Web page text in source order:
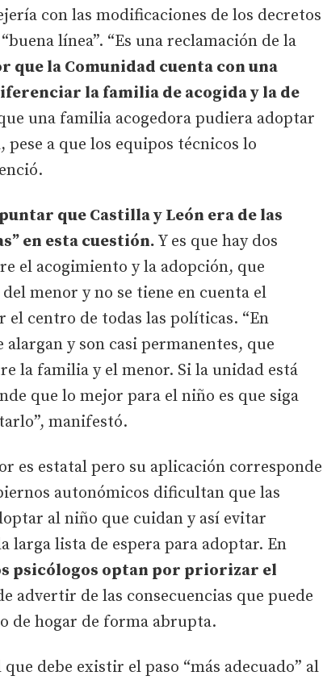
con las modificaciones de los decretos
línea”. “Es una reclamación de la
que la Comunidad cuenta con una
la familia de acogida y la de
una familia acogedora pudiera adoptar
pese a que los equipos técnicos lo
que Castilla y León era de las
en esta cuestión. Y es que hay dos
el acogimiento y la adopción, que
menor y no se tiene en cuenta el
el centro de todas las políticas. “En
alargan y son casi permanentes, que
la familia y el menor. Si la unidad está
que lo mejor para el niño es que siga
manifestó.
es estatal pero su aplicación corresponde
autonómicos dificultan que las
al niño que cuidan y así evitar
larga lista de espera para adoptar. En
psicólogos optan por priorizar el
advertir de las consecuencias que puede
de hogar de forma abrupta.
debe existir el paso “más adecuado” al